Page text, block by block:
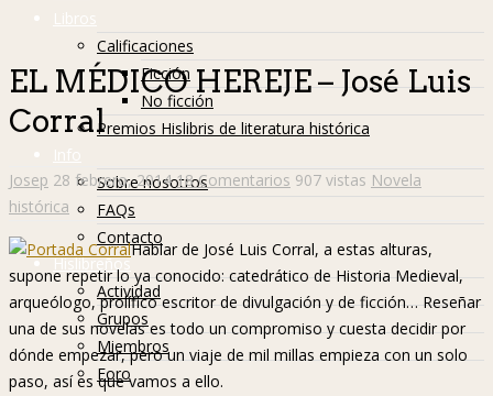
Libros
Calificaciones
Ficción
No ficción
Premios Hislibris de literatura histórica
Info
Sobre nosotros
FAQs
Contacto
Hislibreños
Actividad
Grupos
Miembros
Foro
EL MÉDICO HEREJE – José Luis
Corral
Josep 28 febrero, 2014 18 Comentarios 907 vistas Novela
histórica
Hablar de José Luis Corral, a estas alturas,
supone repetir lo ya conocido: catedrático de Historia Medieval,
arqueólogo, prolífico escritor de divulgación y de ficción… Reseñar
una de sus novelas es todo un compromiso y cuesta decidir por
dónde empezar, pero un viaje de mil millas empieza con un solo
paso, así es que vamos a ello.